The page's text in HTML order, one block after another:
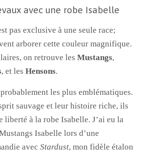
avec une robe Isabelle
pas exclusive à une seule race;
arborer cette couleur magnifique.
on retrouve les Mustangs,
, et les Hensons.
les plus emblématiques.
sauvage et leur histoire riche, ils
liberté à la robe Isabelle. J’ai eu la
Isabelle lors d’une
avec Stardust, mon fidèle étalon